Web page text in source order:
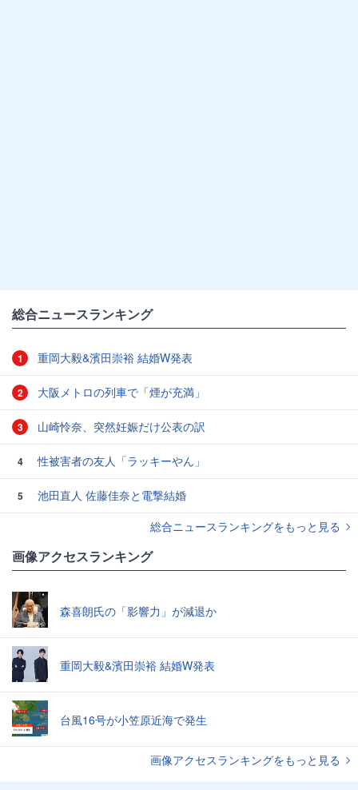
総合ニュースランキング
1 重岡大毅&濱田崇裕 結婚W発表
2 大阪メトロの列車で「煙が充満」
3 山崎怜奈、突然妊娠だけ公表の訳
4 性被害者の友人「ラッキーやん」
5
池田直人 佐藤佳奈と電撃結婚
総合ニュースランキングをもっと見る
画像アクセスランキング
森喜朗氏の「影響力」が減退か
重岡大毅&濱田崇裕 結婚W発表
台風16号が小笠原近海で発生
画像アクセスランキングをもっと見る